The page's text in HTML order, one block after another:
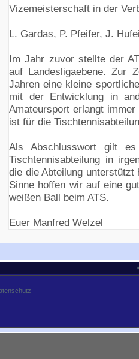
Vizemeisterschaft in der
L. Gardas, P. Pfeifer, J.
Im Jahr zuvor stellte der
auf Landesligaebene. Zur
Jahren eine kleine
mit der Entwicklung in
Amateursport erlangt
ist für die
Als Abschlusswort gilt
Tischtennisabteilung in
die die Abteilung
Sinne hoffen wir auf eine
weißen Ball beim ATS.
Euer Manfred Welzel